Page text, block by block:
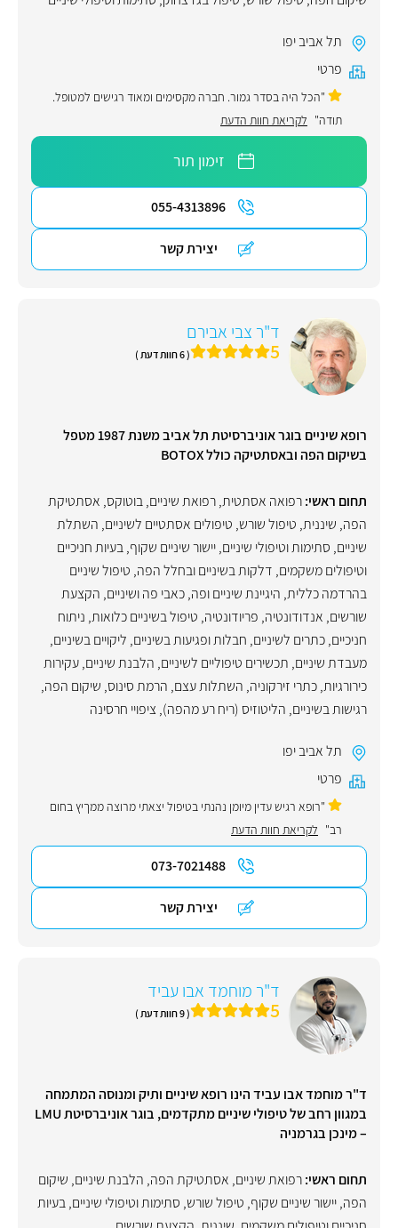
תל אביב יפו
פרטי
"הכל היה בסדר גמור. חברה מקסימים ומאוד רגישים למטופל.
תודה" לקריאת חוות הדעת
זימון תור
055-4313896
יצירת קשר
ד"ר צבי אבירם
5 ( 6 חוות דעת )
רופא שיניים בוגר אוניברסיטת תל אביב משנת 1987 מטפל
בשיקום הפה ובאסתטיקה כולל BOTOX
תחום ראשי:רפואה אסתטית,רפואת שיניים,בוטוקס, אסתטיקת
הפה, שיננית, טיפול שורש, טיפולים אסתטיים לשיניים, השתלת
שיניים, סתימות וטיפולי שיניים,יישור שיניים שקוף,בעיות חניכיים
וטיפולים משקמים, דלקות בשיניים ובחלל הפה, טיפול שיניים
בהרדמה כללית, היגיינת שיניים ופה,כאבי פה ושיניים, הקצעת
שורשים, אנדודונטיה, פריודונטיה, טיפול בשיניים כלואות, ניתוח
חניכיים,כתרים לשיניים, חבלות ופגיעות בשיניים, ליקויים בשיניים,
מעבדת שיניים, תכשירים טיפוליים לשיניים, הלבנת שיניים,עקירות
כירורגיות,כתרי זירקוניה, השתלות עצם, הרמת סינוס, שיקום הפה,
רגישות בשיניים, הליטוזיס (ריח רע מהפה), ציפויי חרסינה
תל אביב יפו
פרטי
"רופא רגיש עדין מיומן נהנתי בטיפול יצאתי מרוצה ממךיץ בחום
רב" לקריאת חוות הדעת
073-7021488
יצירת קשר
ד"ר מוחמד אבו עביד
5 ( 9 חוות דעת )
ד"ר מוחמד אבו עביד הינו רופא שיניים ותיק ומנוסה המתמחה
במגוון רחב של טיפולי שיניים מתקדמים, בוגר אוניברסיטת LMU
– מינכן בגרמניה
תחום ראשי:רפואת שיניים, אסתטיקת הפה, הלבנת שיניים, שיקום
הפה,יישור שיניים שקוף, טיפול שורש, סתימות וטיפולי שיניים,בעיות